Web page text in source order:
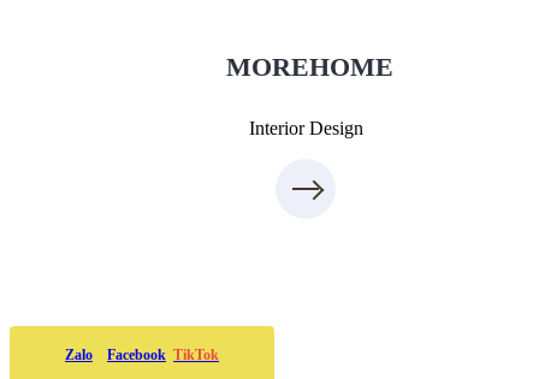
MOREHOME
Interior Design
Zalo Facebook TikTok